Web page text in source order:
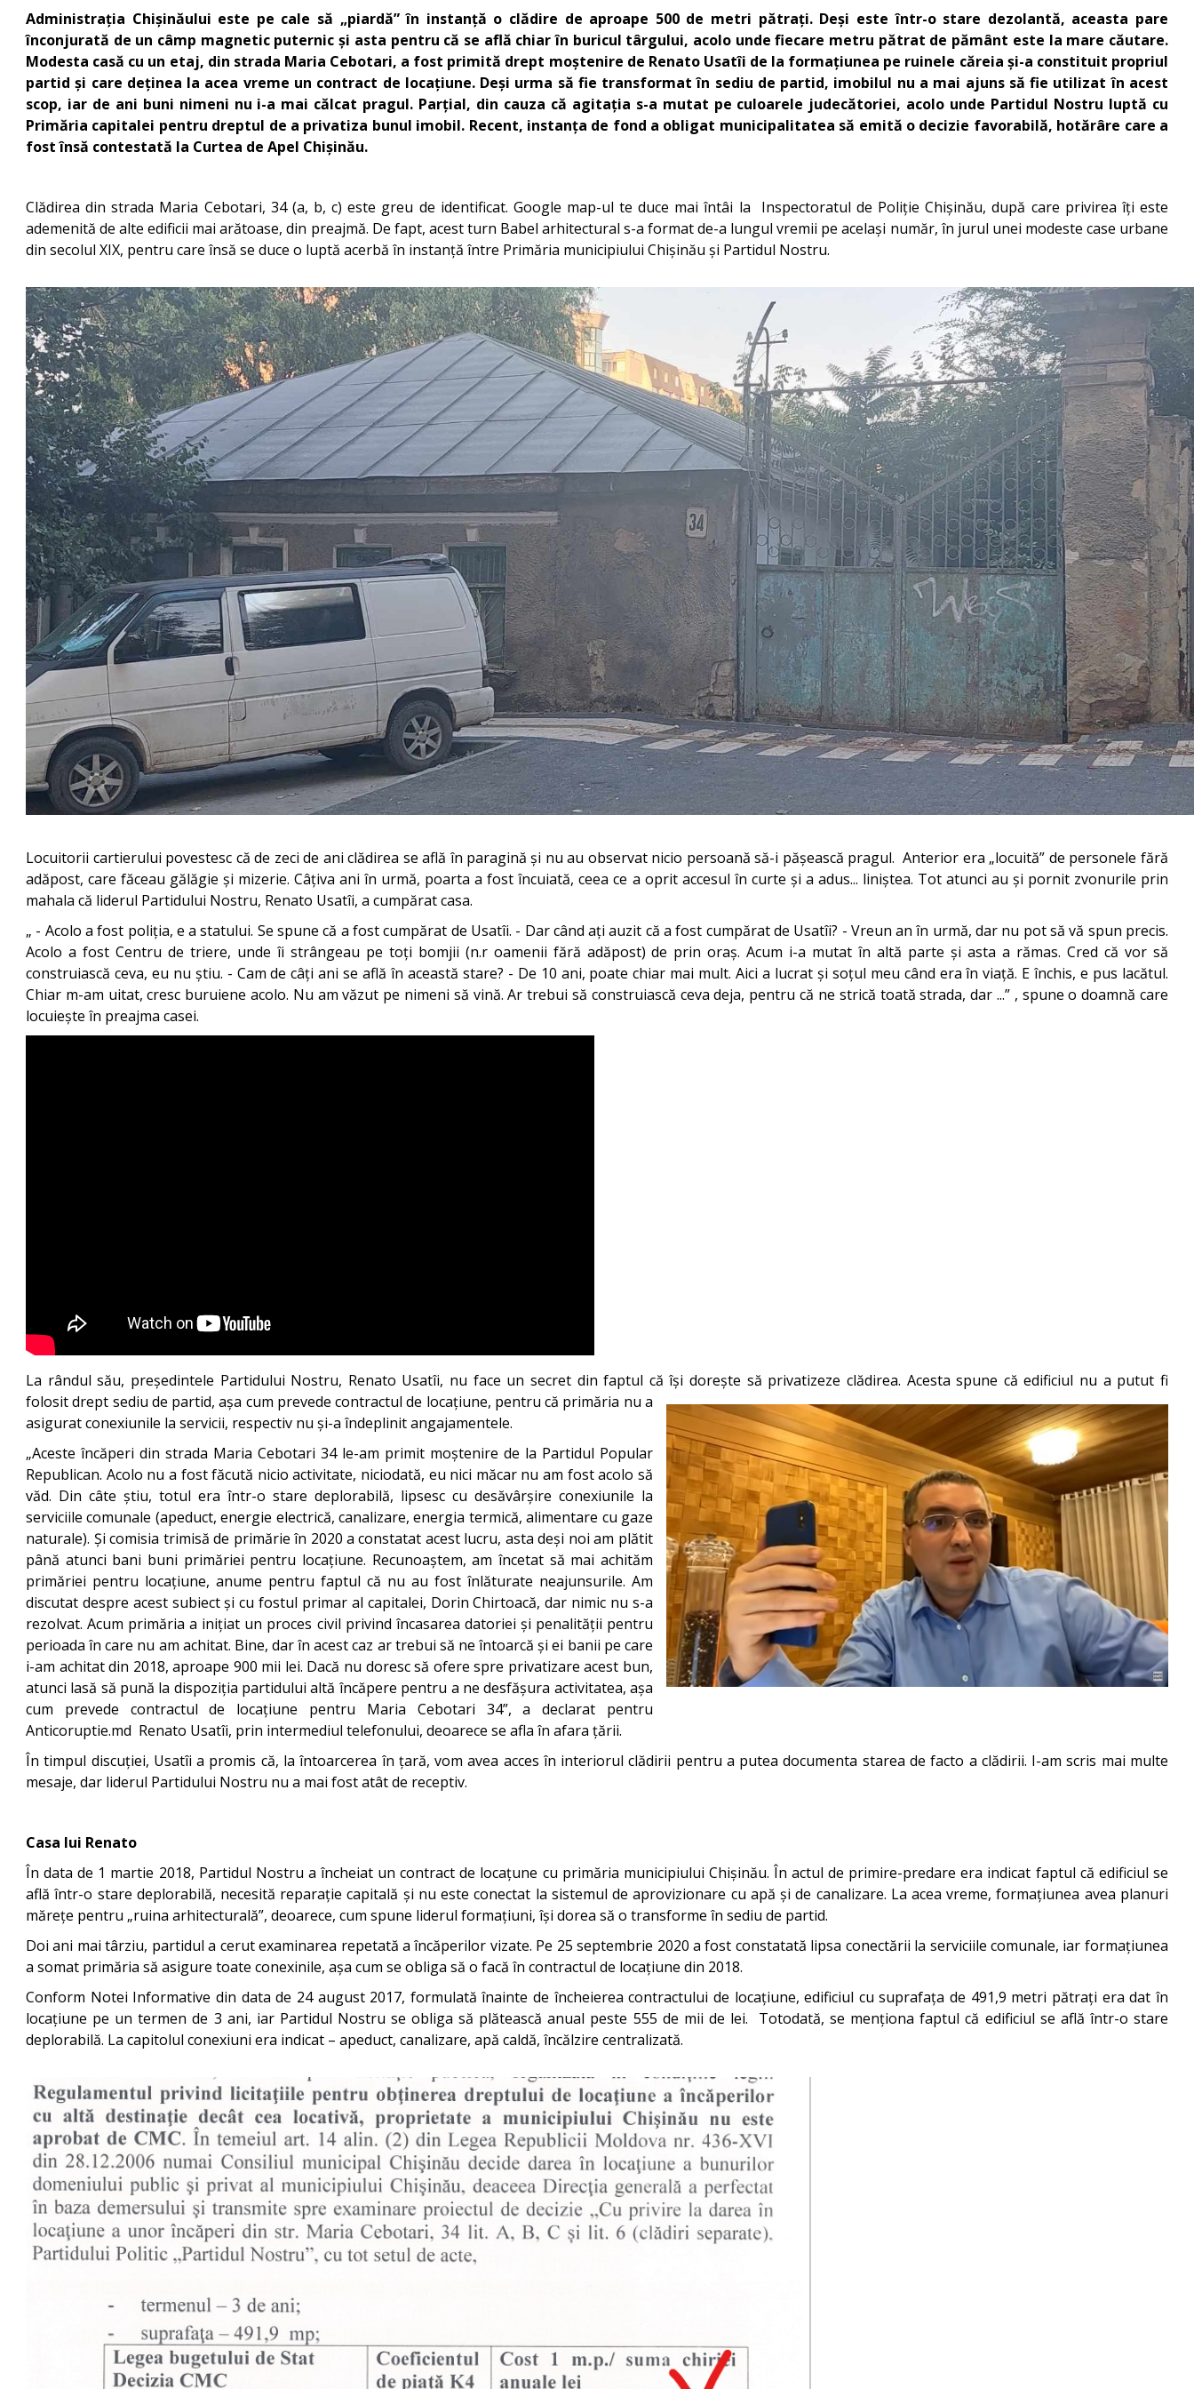
Administrația Chișinăului este pe cale să „piardă” în instanță o clădire de aproape 500 de metri pătrați. Deși este într-o stare dezolantă, aceasta pare
înconjurată de un câmp magnetic puternic și asta pentru că se află chiar în buricul târgului, acolo unde fiecare metru pătrat de pământ este la mare căutare.
Modesta casă cu un etaj, din strada Maria Cebotari, a fost primită drept moștenire de Renato Usatîi de la formațiunea pe ruinele căreia și-a constituit propriul
partid și care deținea la acea vreme un contract de locațiune. Deși urma să fie transformat în sediu de partid, imobilul nu a mai ajuns să fie utilizat în acest
scop, iar de ani buni nimeni nu i-a mai călcat pragul. Parțial, din cauza că agitația s-a mutat pe culoarele judecătoriei, acolo unde Partidul Nostru luptă cu
Primăria capitalei pentru dreptul de a privatiza bunul imobil. Recent, instanța de fond a obligat municipalitatea să emită o decizie favorabilă, hotărâre care a
fost însă contestată la Curtea de Apel Chișinău.
Clădirea din strada Maria Cebotari, 34 (a, b, c) este greu de identificat. Google map-ul te duce mai întâi la Inspectoratul de Poliție Chișinău, după care privirea îți este
ademenită de alte edificii mai arătoase, din preajmă. De fapt, acest turn Babel arhitectural s-a format de-a lungul vremii pe același număr, în jurul unei modeste case urbane
din secolul XIX, pentru care însă se duce o luptă acerbă în instanță între Primăria municipiului Chișinău și Partidul Nostru.
Locuitorii cartierului povestesc că de zeci de ani clădirea se află în paragină și nu au observat nicio persoană să-i pășească pragul. Anterior era „locuită” de personele fără
adăpost, care făceau gălăgie și mizerie. Câțiva ani în urmă, poarta a fost încuiată, ceea ce a oprit accesul în curte și a adus... liniștea. Tot atunci au și pornit zvonurile prin
mahala că liderul Partidului Nostru, Renato Usatîi, a cumpărat casa.
„ - Acolo a fost poliția, e a statului. Se spune că a fost cumpărat de Usatîi. - Dar când ați auzit că a fost cumpărat de Usatîi? - Vreun an în urmă, dar nu pot să vă spun precis.
Acolo a fost Centru de triere, unde îi strângeau pe toți bomjii (n.r oamenii fără adăpost) de prin oraș. Acum i-a mutat în altă parte și asta a rămas. Cred că vor să
construiască ceva, eu nu știu. - Cam de câți ani se află în această stare? - De 10 ani, poate chiar mai mult. Aici a lucrat și soțul meu când era în viață. E închis, e pus lacătul.
Chiar m-am uitat, cresc buruiene acolo. Nu am văzut pe nimeni să vină. Ar trebui să construiască ceva deja, pentru că ne strică toată strada, dar ...” , spune o doamnă care
locuiește în preajma casei.
La rândul său, președintele Partidului Nostru, Renato Usatîi, nu face un secret din faptul că își dorește să privatizeze clădirea. Acesta spune că edificiul nu a putut fi
folosit drept sediu de partid, așa cum prevede contractul de locațiune, pentru că primăria nu a
asigurat conexiunile la servicii, respectiv nu și-a îndeplinit angajamentele.
„Aceste încăperi din strada Maria Cebotari 34 le-am primit moștenire de la Partidul Popular
Republican. Acolo nu a fost făcută nicio activitate, niciodată, eu nici măcar nu am fost acolo să
văd. Din câte știu, totul era într-o stare deplorabilă, lipsesc cu desăvârșire conexiunile la
serviciile comunale (apeduct, energie electrică, canalizare, energia termică, alimentare cu gaze
naturale). Și comisia trimisă de primărie în 2020 a constatat acest lucru, asta deși noi am plătit
până atunci bani buni primăriei pentru locațiune. Recunoaștem, am încetat să mai achităm
primăriei pentru locațiune, anume pentru faptul că nu au fost înlăturate neajunsurile. Am
discutat despre acest subiect și cu fostul primar al capitalei, Dorin Chirtoacă, dar nimic nu s-a
rezolvat. Acum primăria a inițiat un proces civil privind încasarea datoriei și penalității pentru
perioada în care nu am achitat. Bine, dar în acest caz ar trebui să ne întoarcă și ei banii pe care
i-am achitat din 2018, aproape 900 mii lei. Dacă nu doresc să ofere spre privatizare acest bun,
atunci lasă să pună la dispoziția partidului altă încăpere pentru a ne desfășura activitatea, așa
cum prevede contractul de locațiune pentru Maria Cebotari 34”, a declarat pentru
Anticoruptie.md Renato Usatîi, prin intermediul telefonului, deoarece se afla în afara țării.
În timpul discuției, Usatîi a promis că, la întoarcerea în țară, vom avea acces în interiorul clădirii pentru a putea documenta starea de facto a clădirii. I-am scris mai multe
mesaje, dar liderul Partidului Nostru nu a mai fost atât de receptiv.
Casa lui Renato
În data de 1 martie 2018, Partidul Nostru a încheiat un contract de locațune cu primăria municipiului Chișinău. În actul de primire-predare era indicat faptul că edificiul se
află într-o stare deplorabilă, necesită reparație capitală și nu este conectat la sistemul de aprovizionare cu apă și de canalizare. La acea vreme, formațiunea avea planuri
mărețe pentru „ruina arhitecturală”, deoarece, cum spune liderul formațiuni, își dorea să o transforme în sediu de partid.
Doi ani mai târziu, partidul a cerut examinarea repetată a încăperilor vizate. Pe 25 septembrie 2020 a fost constatată lipsa conectării la serviciile comunale, iar formațiunea
a somat primăria să asigure toate conexinile, așa cum se obliga să o facă în contractul de locațiune din 2018.
Conform Notei Informative din data de 24 august 2017, formulată înainte de încheierea contractului de locațiune, edificiul cu suprafața de 491,9 metri pătrați era dat în
locațiune pe un termen de 3 ani, iar Partidul Nostru se obliga să plătească anual peste 555 de mii de lei. Totodată, se menționa faptul că edificiul se află într-o stare
deplorabilă. La capitolul conexiuni era indicat – apeduct, canalizare, apă caldă, încălzire centralizată.